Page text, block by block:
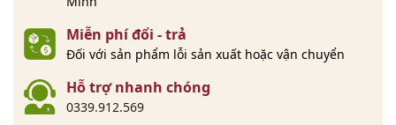
Miễn phí đổi - trả
Đối với sản phẩm lỗi sản xuất hoặc vận chuyển
Hỗ trợ nhanh chóng
0339.912.569